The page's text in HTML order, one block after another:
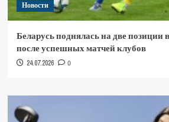
Новости
Беларусь поднялась на две
после успешных матчей клубов
24.07.2026 0